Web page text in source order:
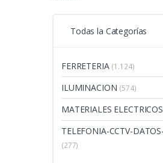
Todas la Categorías
FERRETERIA (1.124)
ILUMINACION (574)
MATERIALES ELECTRICOS
TELEFONIA-CCTV-
(277)